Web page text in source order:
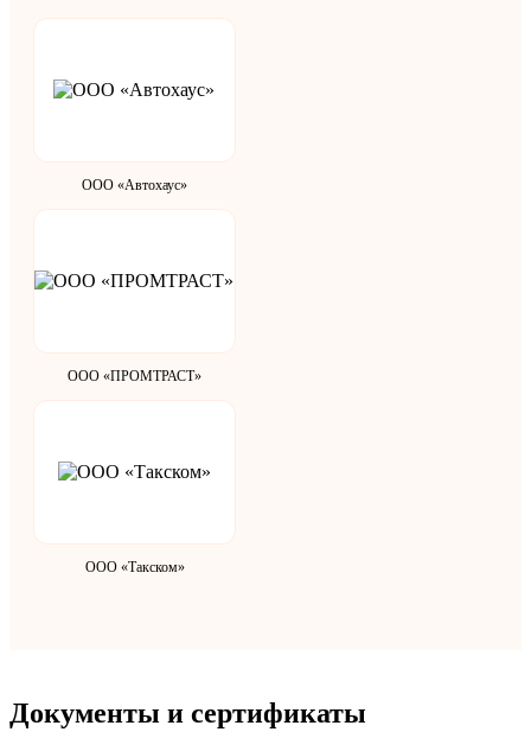
ООО «Автохаус»
ООО «ПРОМТРАСТ»
ООО «Такском»
Документы и сертификаты